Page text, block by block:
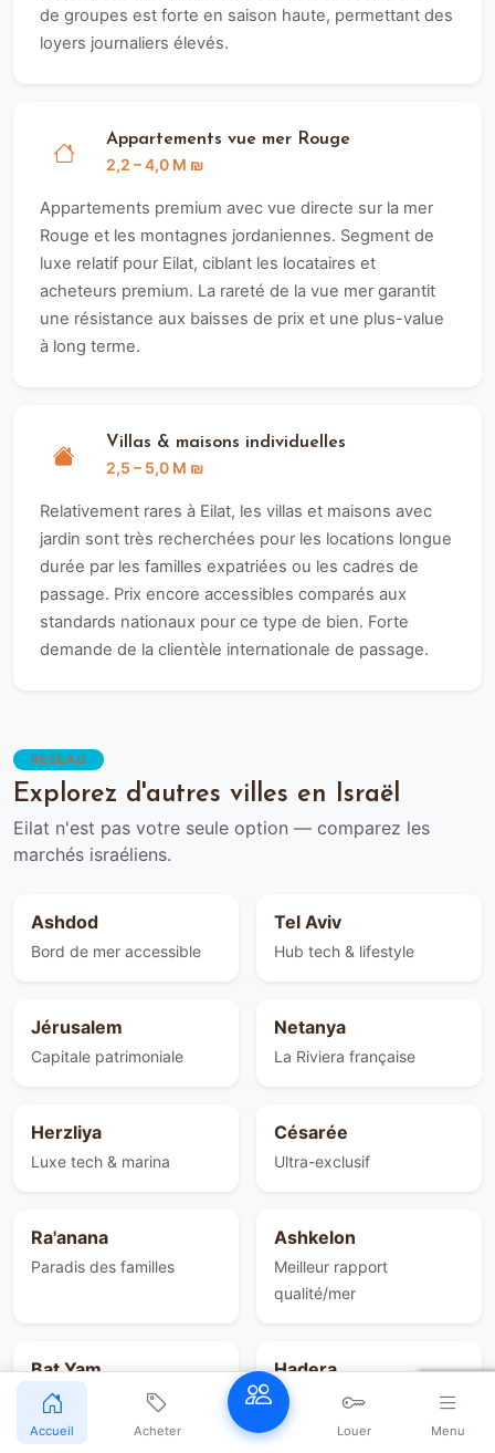
de groupes est forte en saison haute, permettant des
loyers journaliers élevés.
Appartements vue mer Rouge
2,2 – 4,0 M ₪
Appartements premium avec vue directe sur la mer
Rouge et les montagnes jordaniennes. Segment de
luxe relatif pour Eilat, ciblant les locataires et
acheteurs premium. La rareté de la vue mer garantit
une résistance aux baisses de prix et une plus-value
à long terme.
Villas & maisons individuelles
2,5 – 5,0 M ₪
Relativement rares à Eilat, les villas et maisons avec
jardin sont très recherchées pour les locations longue
durée par les familles expatriées ou les cadres de
passage. Prix encore accessibles comparés aux
standards nationaux pour ce type de bien. Forte
demande de la clientèle internationale de passage.
RÉSEAU
Explorez d'autres villes en Israël
Eilat n'est pas votre seule option — comparez les
marchés israéliens.
Ashdod
Bord de mer accessible
Tel Aviv
Hub tech & lifestyle
Jérusalem
Capitale patrimoniale
Netanya
La Riviera française
Herzliya
Luxe tech & marina
Césarée
Ultra-exclusif
Ra'anana
Paradis des familles
Ashkelon
Meilleur rapport
qualité/mer
Bat Yam
Prochaine frontière TA
Hadera
Futur TGV · espace
Accueil Acheter Louer Menu